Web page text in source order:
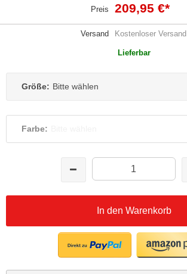
Preis 209,95 €*
Versand Kostenloser Versand
Lieferbar
Größe: Bitte wählen
Farbe:
In den Warenkorb